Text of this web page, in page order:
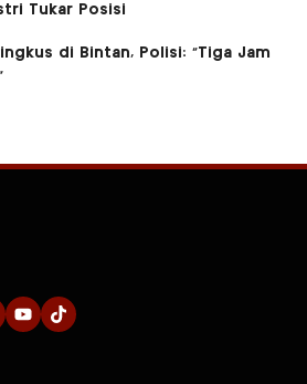
Tukar Posisi
di Bintan, Polisi: “Tiga Jam